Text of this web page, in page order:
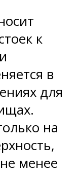
к
в
для
на
менее